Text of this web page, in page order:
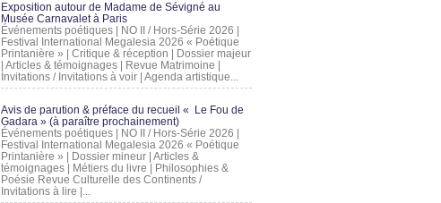
Exposition autour de Madame de Sévigné au
Musée Carnavalet à Paris
Événements poétiques | NO II / Hors-Série 2026 |
Festival International Megalesia 2026 « Poétique
Printanière » | Critique & réception | Dossier majeur
| Articles & témoignages | Revue Matrimoine |
Invitations / Invitations à voir | Agenda artistique...
Avis de parution & préface du recueil « Le Fou de
Gadara » (à paraître prochainement)
Événements poétiques | NO II / Hors-Série 2026 |
Festival International Megalesia 2026 « Poétique
Printanière » | Dossier mineur | Articles &
témoignages | Métiers du livre | Philosophies &
Poésie Revue Culturelle des Continents /
Invitations à lire |...